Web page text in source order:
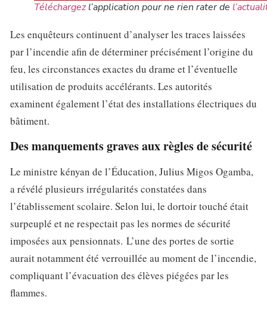
Téléchargezl’application pour ne rien rater de
Les enquêteurs continuent d’analyser les traces laissées
par l’incendie afin de déterminer précisément l’origine du
feu, les circonstances exactes du drame et l’éventuelle
utilisation de produits accélérants. Les autorités
examinent également l’état des installations électriques du
bâtiment.
Des manquements graves aux règles de sécurité
Le ministre kényan de l’Éducation, Julius Migos Ogamba,
a révélé plusieurs irrégularités constatées dans
l’établissement scolaire. Selon lui, le dortoir touché était
surpeuplé et ne respectait pas les normes de sécurité
imposées aux pensionnats. L’une des portes de sortie
aurait notamment été verrouillée au moment de l’incendie,
compliquant l’évacuation des élèves piégées par les
flammes.